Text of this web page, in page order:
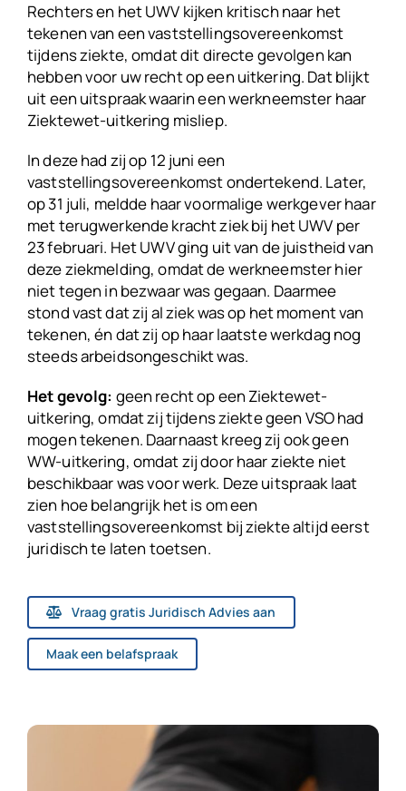
Rechters en het UWV kijken kritisch naar het
tekenen van een vaststellingsovereenkomst
tijdens ziekte, omdat dit directe gevolgen kan
hebben voor uw recht op een uitkering. Dat blijkt
uit een uitspraak waarin een werkneemster haar
Ziektewet-uitkering misliep.
In deze had zij op 12 juni een
vaststellingsovereenkomst ondertekend. Later,
op 31 juli, meldde haar voormalige werkgever haar
met terugwerkende kracht ziek bij het UWV per
23 februari. Het UWV ging uit van de juistheid van
deze ziekmelding, omdat de werkneemster hier
niet tegen in bezwaar was gegaan. Daarmee
stond vast dat zij al ziek was op het moment van
tekenen, én dat zij op haar laatste werkdag nog
steeds arbeidsongeschikt was.
Het gevolg: geen recht op een Ziektewet-
uitkering, omdat zij tijdens ziekte geen VSO had
mogen tekenen. Daarnaast kreeg zij ook geen
WW-uitkering, omdat zij door haar ziekte niet
beschikbaar was voor werk. Deze uitspraak laat
zien hoe belangrijk het is om een
vaststellingsovereenkomst bij ziekte altijd eerst
juridisch te laten toetsen.
Vraag gratis Juridisch Advies aan
Maak een belafspraak